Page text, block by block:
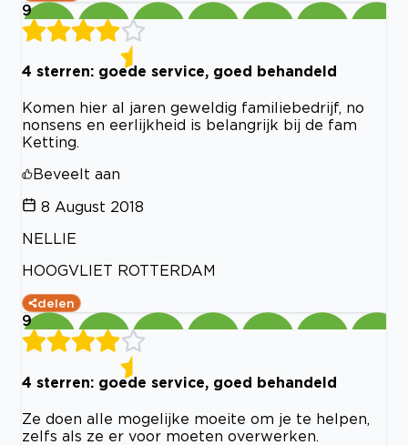
9
4 sterren: goede service, goed behandeld
Komen hier al jaren geweldig familiebedrijf, no
nonsens en eerlijkheid is belangrijk bij de fam
Ketting.
Beveelt aan
8 August 2018
NELLIE
HOOGVLIET ROTTERDAM
delen
9
4 sterren: goede service, goed behandeld
Ze doen alle mogelijke moeite om je te helpen,
zelfs als ze er voor moeten overwerken.